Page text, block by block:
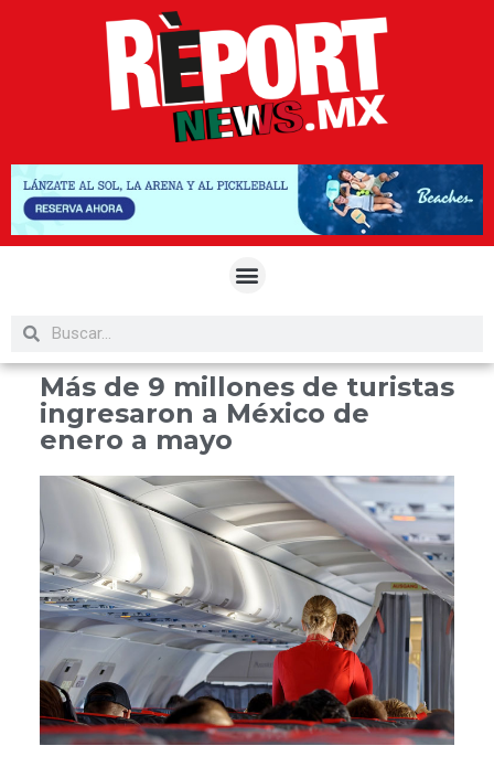
Más de 9 millones de turistas
ingresaron a México de
enero a mayo